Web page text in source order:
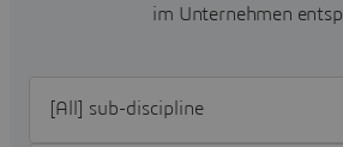
im Unternehmen